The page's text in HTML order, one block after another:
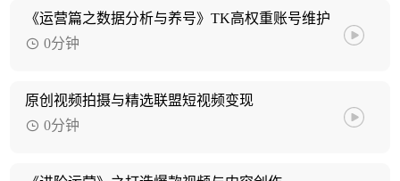
《运营篇之数据分析与养号》TK高权重账号维护
0分钟
原创视频拍摄与精选联盟短视频变现
0分钟